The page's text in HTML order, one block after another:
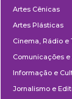
Artes Cênicas
Artes Plásticas
Cinema, Rádio e
Comunicações e
Informação e
Jornalismo e